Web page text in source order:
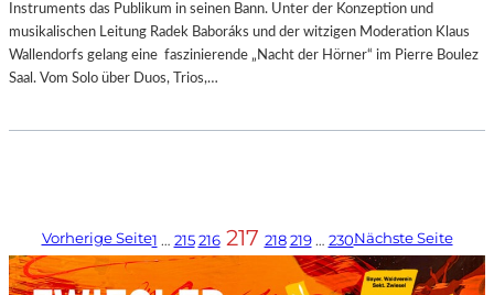
Instruments das Publikum in seinen Bann. Unter der Konzeption und
musikalischen Leitung Radek Baboráks und der witzigen Moderation Klaus
Wallendorfs gelang eine faszinierende „Nacht der Hörner“ im Pierre Boulez
Saal. Vom Solo über Duos, Trios,…
Vorherige Seite1 … 215 216 217 218 219 … 230Nächste Seite